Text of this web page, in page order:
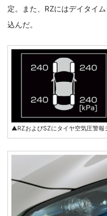
定。また、RZにはデイタイ
込んだ。
▲RZおよびSZにタイヤ空気圧警報